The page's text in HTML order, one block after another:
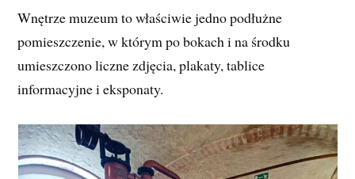
Wnętrze muzeum to właściwie jedno podłużne
pomieszczenie, w którym po bokach i na środku
umieszczono liczne zdjęcia, plakaty, tablice
informacyjne i eksponaty.